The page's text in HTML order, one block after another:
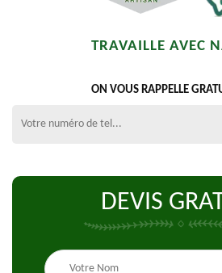
TRAVAILLE AVEC
ON VOUS RAPPELLE
DEVIS